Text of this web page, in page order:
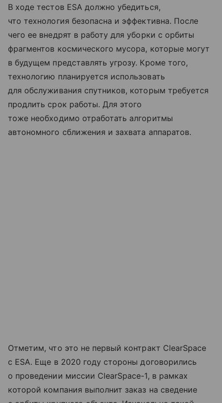
В ходе тестов ESA должно убедиться,
что технология безопасна и эффективна. После
чего ее внедрят в работу для уборки с орбиты
фрагментов космического мусора, которые могут
в будущем представлять угрозу. Кроме того,
технологию планируется использовать
для обслуживания спутников, которым требуется
продлить срок работы. Для этого
тоже необходимо отработать алгоритмы
автономного сближения и захвата аппаратов.
Отметим, что это не первый контракт ClearSpace
с ESA. Еще в 2020 году стороны договорились
о проведении миссии ClearSpace-1, в рамках
которой компания выполнит заказ на сведение